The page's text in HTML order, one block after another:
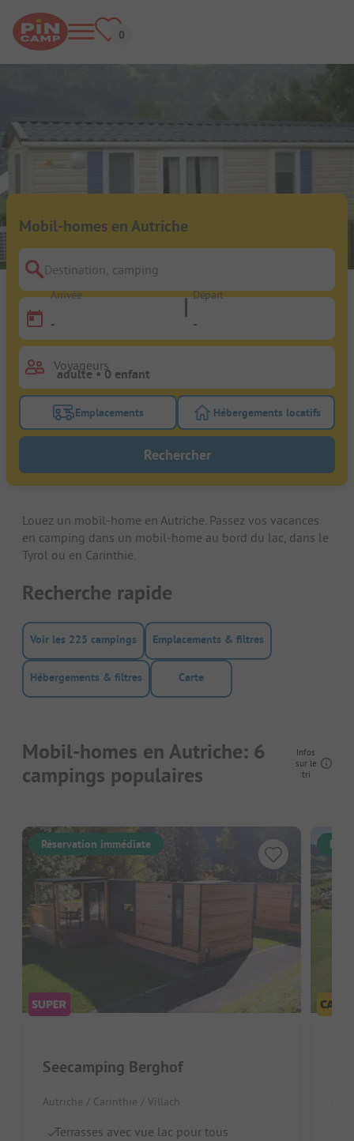
Mobil-homes en Autriche
Destination, camping
Arrivée
-
Départ
-
Voyageurs
Activez le bouton de filtre emplacements pour
Emplacements Activez le bouton
Hébergements locatifs
Rechercher
Louez un mobil-home en Autriche. Passez vos vacances
en camping dans un mobil-home au bord du lac, dans le
Tyrol ou en Carinthie.
Recherche rapide
Voir les 225 campings Emplacements & filtres
Hébergements & filtres Carte
Mobil-homes en Autriche: 6
campings populaires
Infos
sur le
tri
Réservation immédiate
Seecamping Berghof
Autriche / Carinthie / Villach
Terrasses avec vue lac pour tous